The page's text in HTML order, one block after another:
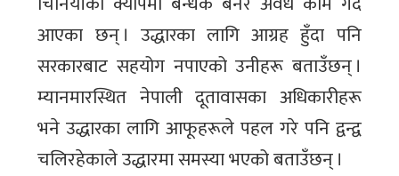
आएका छन् । उद्धारका लागि आग्रह हुँदा पनि
सरकारबाट सहयोग नपाएको उनीहरू बताउँछन् ।
म्यानमारस्थित नेपाली दूतावासका अधिकारीहरू
भने उद्धारका लागि आफूहरूले पहल गरे पनि द्वन्द्व
चलिरहेकाले उद्धारमा समस्या भएको बताउँछन् ।